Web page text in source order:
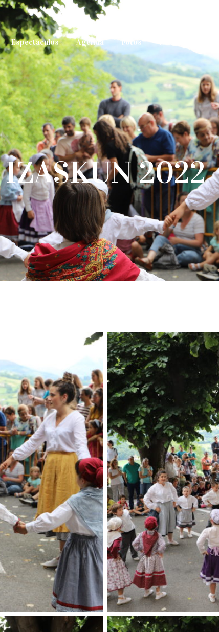
Espectáculos Agenda Fotos Noticias
IZASKUN 2022